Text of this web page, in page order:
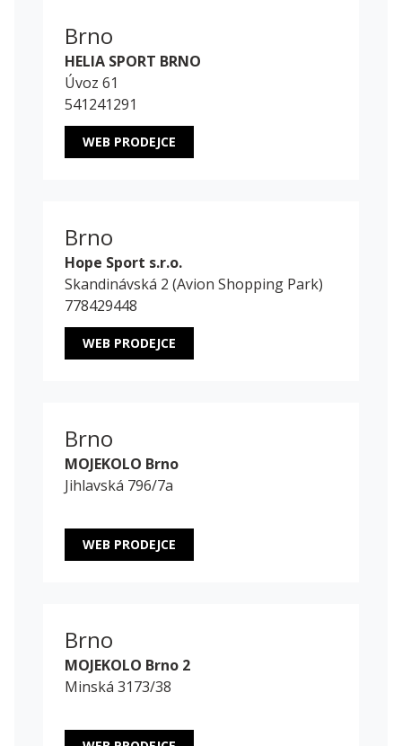
Brno
HELIA SPORT BRNO
Úvoz 61
541241291
WEB PRODEJCE
Brno
Hope Sport s.r.o.
Skandinávská 2 (Avion Shopping Park)
778429448
WEB PRODEJCE
Brno
MOJEKOLO Brno
Jihlavská 796/7a
WEB PRODEJCE
Brno
MOJEKOLO Brno 2
Minská 3173/38